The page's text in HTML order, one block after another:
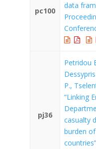
pc100
data
pj36
Petridou
P.,
“Linking
casualty
burden